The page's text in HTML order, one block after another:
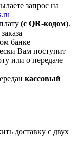
запрос на
(с QR-кодом).
банке
Вам поступит
или о передаче
кассовый
доставку с двух